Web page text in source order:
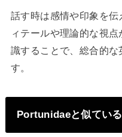
話す時は感情や印象を
ィテールや理論的な視
識することで、総合的な
す。
Portunidaeと似てい